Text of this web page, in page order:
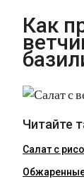
Как
Читайте
Салат с